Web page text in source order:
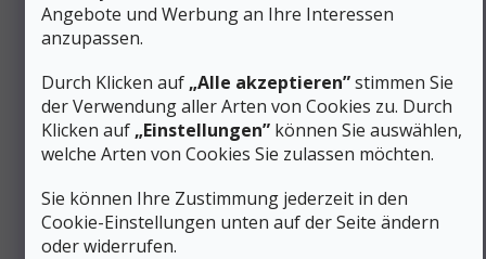
Angebote und Werbung an Ihre Interessen
anzupassen.
Durch Klicken auf „Alle akzeptieren”stimmen Sie
der Verwendung aller Arten von Cookies zu. Durch
Klicken auf „Einstellungen” können Sie auswählen,
welche Arten von Cookies Sie zulassen möchten.
Sie können Ihre Zustimmung jederzeit in den
Cookie-Einstellungen unten auf der Seite ändern
oder widerrufen.
–6 %
NALGENE NARROW-MOUTH 500 ml Regenbogen
chettah sustain Wasserflasche - transparent